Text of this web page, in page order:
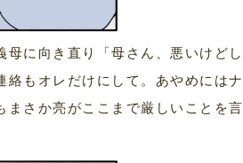
に向き直り「母さん、悪いけどし
もオレだけにして。あやめにはナ
さか亮がここまで厳しいことを言